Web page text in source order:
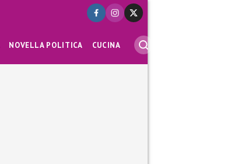
NOVELLA POLITICA CUCINA